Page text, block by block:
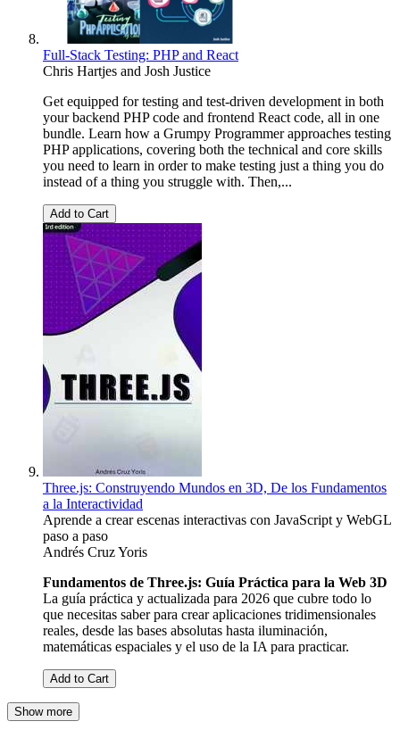
Full-Stack Testing: PHP and React
Chris Hartjes and Josh Justice
Get equipped for testing and test-driven development in both
your backend PHP code and frontend React code, all in one
bundle. Learn how a Grumpy Programmer approaches testing
PHP applications, covering both the technical and core skills
you need to learn in order to make testing just a thing you do
instead of a thing you struggle with. Then,...
Add to Cart
Three.js: Construyendo Mundos en 3D, De los Fundamentos
a la Interactividad
Aprende a crear escenas interactivas con JavaScript y WebGL
paso a paso
Andrés Cruz Yoris
Fundamentos de Three.js: Guía Práctica para la Web 3D
La guía práctica y actualizada para 2026 que cubre todo lo
que necesitas saber para crear aplicaciones tridimensionales
reales, desde las bases absolutas hasta iluminación,
matemáticas espaciales y el uso de la IA para practicar.
Add to Cart
Show more